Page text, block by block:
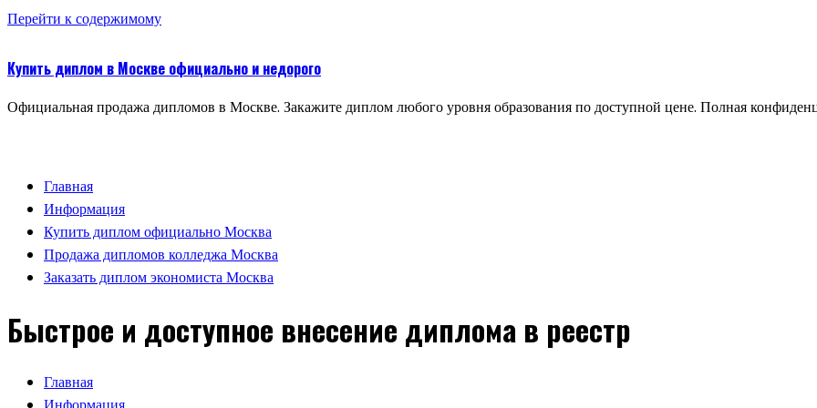
Перейти к содержимому
Купить диплом в Москве официально и недорого
Официальная продажа дипломов в Москве. Закажите диплом любого уровня образования по доступной цене. Полная
Главная
Информация
Купить диплом официально Москва
Продажа дипломов колледжа Москва
Заказать диплом экономиста Москва
Быстрое и доступное внесение диплома в реестр
Главная